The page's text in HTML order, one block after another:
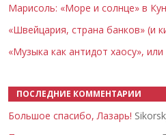
Марисоль: «Море и солнце» в
«Швейцария, страна банков» (и
«Музыка как антидот хаосу»,
ПОСЛЕДНИЕ КОММЕНТАРИИ
Большое спасибо, Лазарь!